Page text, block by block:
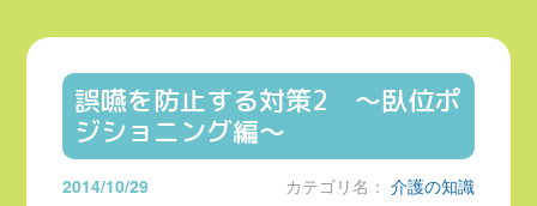
誤嚥を防止する対策2 ～臥位ポ
ジショニング編～
2014/10/29 カテゴリ名： 介護の知識